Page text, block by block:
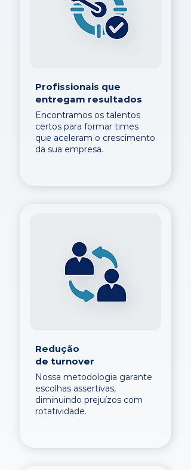
Profissionais que
entregam resultados
Encontramos os talentos
certos para formar times
que aceleram o crescimento
da sua empresa.
Redução
de turnover
Nossa metodologia garante
escolhas assertivas,
diminuindo prejuízos com
rotatividade.